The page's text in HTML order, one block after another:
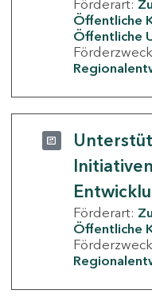
Förderart:
Öffentliche
Öffentliche
Förderart:
Öffentliche